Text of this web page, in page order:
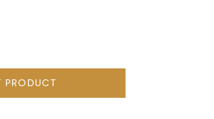
PRODUCT